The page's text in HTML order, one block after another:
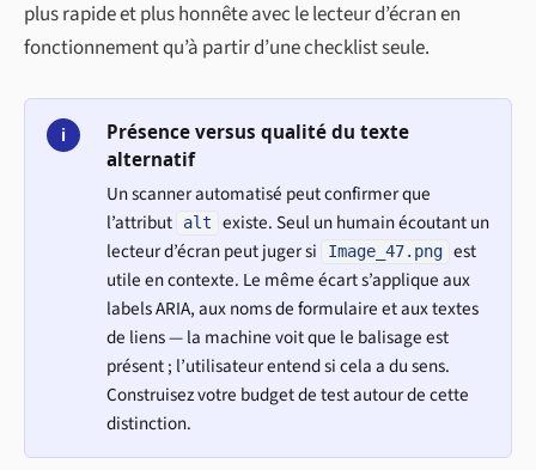
plus rapide et plus honnête avec le lecteur d’écran en
fonctionnement qu’à partir d’une checklist seule.
i
Présence versus qualité du texte
alternatif
Un scanner automatisé peut confirmer que
l’attribut
alt
existe. Seul un humain écoutant un
lecteur d’écran peut juger si
Image_47.png est
utile en contexte. Le même écart s’applique aux
labels ARIA, aux noms de formulaire et aux textes
de liens — la machine voit que le balisage est
présent ; l’utilisateur entend si cela a du sens.
Construisez votre budget de test autour de cette
distinction.